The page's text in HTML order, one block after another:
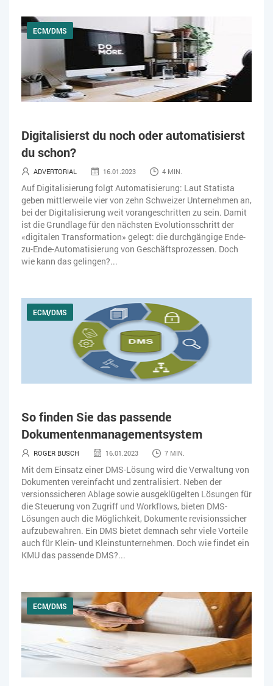
ECM/DMS
Digitalisierst du noch oder automatisierst
du schon?
ADVERTORIAL 16.01.2023 4 MIN.
Auf Digitalisierung folgt Automatisierung: Laut Statista
geben mittlerweile vier von zehn Schweizer Unternehmen an,
bei der Digitalisierung weit vorangeschritten zu sein. Damit
ist die Grundlage für den nächsten Evolutionsschritt der
«digitalen Transformation» gelegt: die durchgängige Ende-
zu-Ende-Automatisierung von Geschäftsprozessen. Doch
wie kann das gelingen?...
ECM/DMS
So finden Sie das passende
Dokumentenmanagementsystem
ROGER BUSCH 16.01.2023 7 MIN.
Mit dem Einsatz einer DMS-Lösung wird die Verwaltung von
Dokumenten vereinfacht und zentralisiert. Neben der
versionssicheren Ablage sowie ausgeklügelten Lösungen für
die Steuerung von Zugriff und Workflows, bieten DMS-
Lösungen auch die Möglichkeit, Dokumente revisionssicher
aufzubewahren. Ein DMS bietet demnach sehr viele Vorteile
auch für Klein- und Kleinstunternehmen. Doch wie findet ein
KMU das passende DMS?...
ECM/DMS